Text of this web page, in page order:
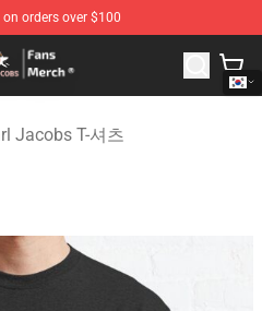
orders over $100
Karl Jacobs Merchandise
Jacobs T-셔츠